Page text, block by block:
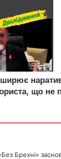
що не
Брехні»